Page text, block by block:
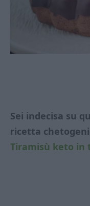
Sei indecisa su
ricetta
Tiramisù keto in